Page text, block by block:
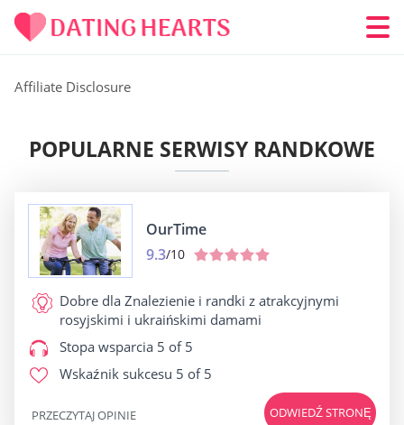
Affiliate Disclosure
POPULARNE SERWISY RANDKOWE
OurTime
9.3/10
Dobre dla Znalezienie i randki z atrakcyjnymi
rosyjskimi i ukraińskimi damami
Stopa wsparcia 5 of 5
Wskaźnik sukcesu 5 of 5
ODWIEDŹ STRONĘ
PRZECZYTAJ OPINIE